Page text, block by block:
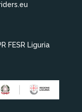
FESR Liguria